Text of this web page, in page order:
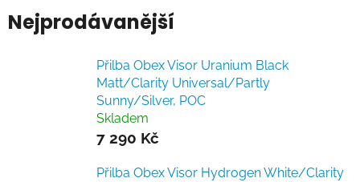
Nejprodávanější
Přilba Obex Visor Uranium Black
Matt/Clarity Universal/Partly
Sunny/Silver, POC
Skladem
7 290 Kč
Přilba Obex Visor Hydrogen White/Clarity